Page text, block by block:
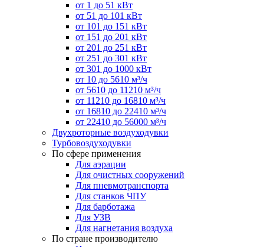
от 1 до 51 кВт
от 51 до 101 кВт
от 101 до 151 кВт
от 151 до 201 кВт
от 201 до 251 кВт
от 251 до 301 кВт
от 301 до 1000 кВт
от 10 до 5610 м³/ч
от 5610 до 11210 м³/ч
от 11210 до 16810 м³/ч
от 16810 до 22410 м³/ч
от 22410 до 56000 м³/ч
Двухроторные воздуходувки
Турбовоздуходувки
По сфере применения
Для аэрации
Для очистных сооружений
Для пневмотранспорта
Для станков ЧПУ
Для барботажа
Для УЗВ
Для нагнетания воздуха
По стране производителю